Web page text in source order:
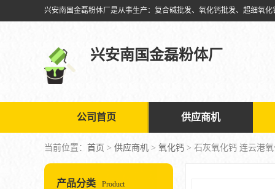
兴安南国金磊粉体厂
公司首页 供应商机
当前位置： 首页 > 供应商机 > 氧化钙 > 石灰氧化钙 连云港
产品分类 Product